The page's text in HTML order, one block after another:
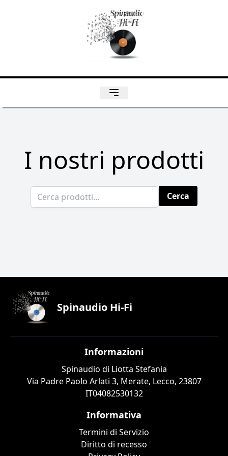
I nostri prodotti
Cerca
Spinaudio Hi-Fi
Informazioni
Spinaudio di Liotta Stefania
Via Padre Paolo Arlati 3, Merate, Lecco, 23807
IT04082530132
Informativa
Termini di Servizio
Diritto di recesso